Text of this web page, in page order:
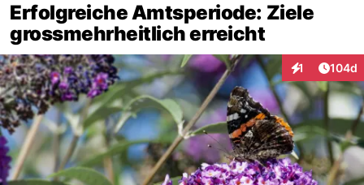
Erfolgreiche Amtsperiode: Ziele
grossmehrheitlich erreicht
1
Interaktionen
104d